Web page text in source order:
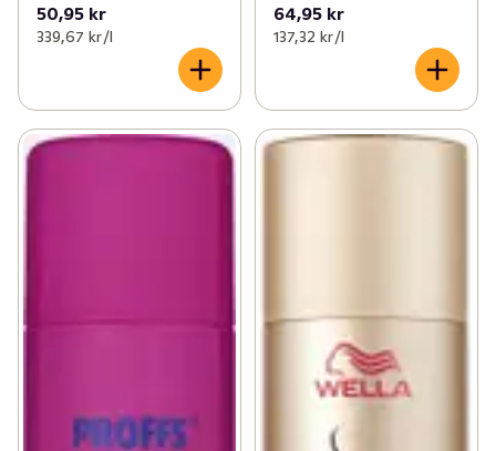
50,95 kr
339,67 kr /l
64,95 kr
137,32 kr /l